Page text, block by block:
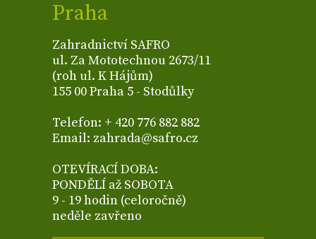
Praha
Zahradnictví SAFRO
ul. Za Mototechnou 2673/11
(roh ul. K Hájům)
155 00 Praha 5 - Stodůlky
Telefon: + 420 776 882 882
Email: zahrada@safro.cz
OTEVÍRACÍ DOBA:
PONDĚLÍ až SOBOTA
9 - 19 hodin (celoročně)
neděle zavřeno